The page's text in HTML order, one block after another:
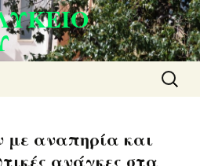
για:
με αναπηρία και